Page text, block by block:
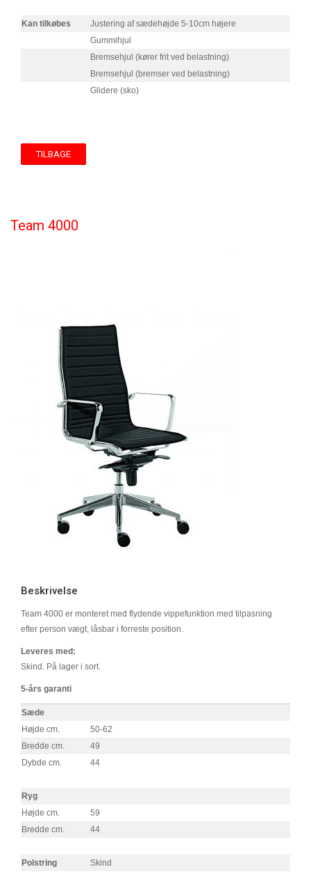
Kan tilkøbes
Justering af sædehøjde 5-10cm højere
Gummihjul
Bremsehjul (kører frit ved belastning)
Bremsehjul (bremser ved belastning)
Glidere (sko)
TILBAGE
Team 4000
Beskrivelse
Team 4000 er monteret med flydende vippefunktion med tilpasning
efter person vægt, låsbar i forreste position.
Leveres med:
Skind. På lager i sort.
5-års garanti
Sæde
Højde cm.
50-62
Bredde cm.
49
Dybde cm.
44
Ryg
Højde cm.
59
Bredde cm.
44
Polstring Skind